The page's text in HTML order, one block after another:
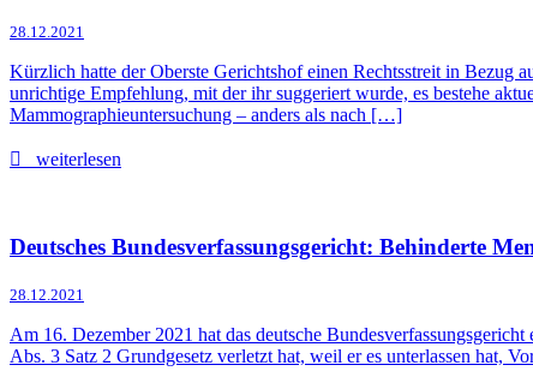
28.12.2021
Kürzlich hatte der Oberste Gerichtshof einen Rechtsstreit in Bezug
unrichtige Empfehlung, mit der ihr suggeriert wurde, es bestehe
Mammographieuntersuchung – anders als nach […]
weiterlesen
Deutsches Bundesverfassungsgericht: Behinderte
28.12.2021
Am 16. Dezember 2021 hat das deutsche
Abs. 3 Satz 2 Grundgesetz verletzt hat, weil er es unterlassen hat,